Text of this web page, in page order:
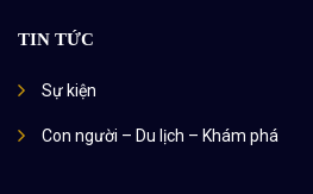
TIN TỨC
Sự kiện
Con người – Du lịch – Khám phá